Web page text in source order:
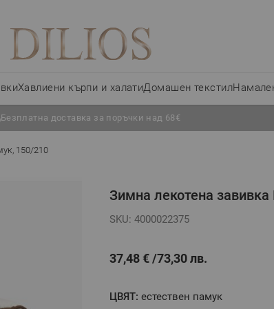
Хавлиени кърпи и халатиДомашен текстил
Безплатна доставка за поръчки над 68€
150/210
Зимна лекотена
SKU: 4000022375
37,48 € 73,30 лв.
ЦВЯТ: естествен памук